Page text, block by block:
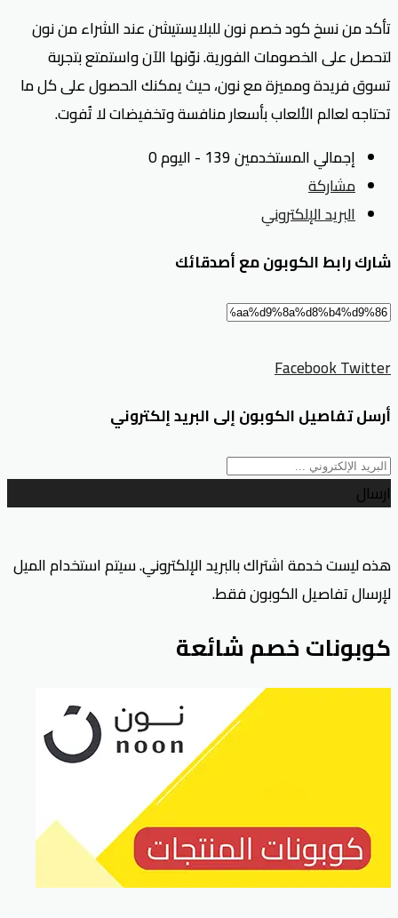
تأكد من نسخ كود خصم نون للبلايستيشن عند الشراء من نون
لتحصل على الخصومات الفورية. نوّنها الآن واستمتع بتجربة
تسوق فريدة ومميزة مع نون، حيث يمكنك الحصول على كل ما
تحتاجه لعالم الألعاب بأسعار منافسة وتخفيضات لا تُفوت.
إجمالي المستخدمين 139 - اليوم 0
مشاركة
البريد الإلكتروني
شارك رابط الكوبون مع أصدقائك
FacebookTwitter
أرسل تفاصيل الكوبون إلى البريد إلكتروني
ارسال
هذه ليست خدمة اشتراك بالبريد الإلكتروني. سيتم استخدام الميل
لإرسال تفاصيل الكوبون فقط.
كوبونات خصم شائعة